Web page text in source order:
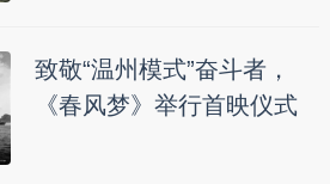
致敬“温州模式”奋斗者，
《春风梦》举行首映仪式